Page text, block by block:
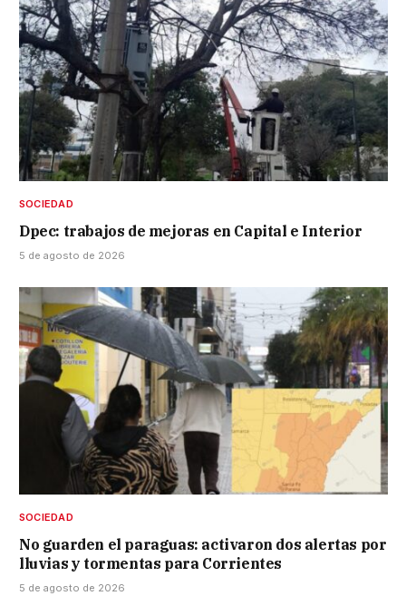
SOCIEDAD
Dpec: trabajos de mejoras en Capital e Interior
5 de agosto de 2026
SOCIEDAD
No guarden el paraguas: activaron dos alertas por
lluvias y tormentas para Corrientes
5 de agosto de 2026